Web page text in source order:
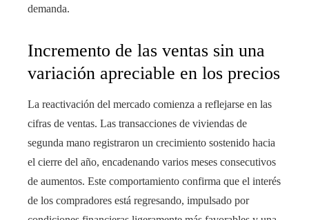
demanda.
Incremento de las ventas sin una
variación apreciable en los precios
La reactivación del mercado comienza a reflejarse en las
cifras de ventas. Las transacciones de viviendas de
segunda mano registraron un crecimiento sostenido hacia
el cierre del año, encadenando varios meses consecutivos
de aumentos. Este comportamiento confirma que el interés
de los compradores está regresando, impulsado por